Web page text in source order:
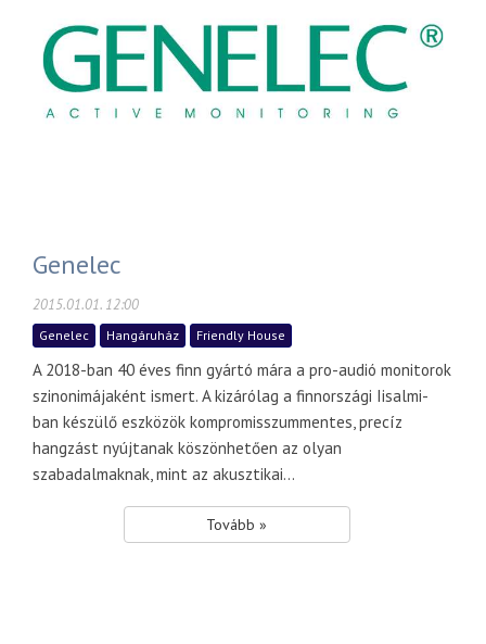
Genelec
2015.01.01. 12:00
Genelec Hangáruház Friendly House
A 2018-ban 40 éves finn gyártó mára a pro-audió monitorok
szinonimájaként ismert. A kizárólag a finnországi Iisalmi-
ban készülő eszközök kompromisszummentes, precíz
hangzást nyújtanak köszönhetően az olyan
szabadalmaknak, mint az akusztikai...
Tovább »